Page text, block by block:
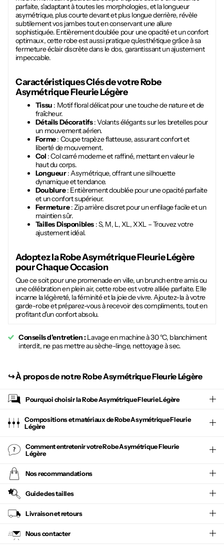
parfaite, s'adaptant à toutes les morphologies, et la longueur
asymétrique, plus courte devant et plus longue derrière, révèle
subtilement vos jambes tout en conservant une allure
sophistiquée. Entièrement doublée pour une opacité et un confort
optimaux, cette robe est aussi pratique qu'esthétique grâce à sa
fermeture éclair discrète dans le dos, garantissant un ajustement
impeccable.
Caractéristiques Clés de votreRobe
Asymétrique Fleurie Légère
Tissu : Motif floral délicat pour une touche de nature et de
fraîcheur.
Détails Décoratifs: Volants élégants sur les bretelles pour
un mouvement aérien.
Forme: Coupe trapèze flatteuse, assurant confort et
liberté de mouvement.
Col : Col carré moderne et raffiné, mettant en valeur le
haut du corps.
Longueur: Asymétrique, offrant une silhouette
dynamique et tendance.
Doublure: Entièrement doublée pour une opacité parfaite
et un confort supérieur.
Fermeture: Zip arrière discret pour un enfilage facile et un
maintien sûr.
Tailles Disponibles: S, M, L, XL, XXL – Trouvez votre
ajustement idéal.
Adoptez laRobe Asymétrique Fleurie Légère
pour Chaque Occasion
Que ce soit pour une promenade en ville, un brunch entre amis ou
une célébration en plein air, cette robe est votre alliée parfaite. Elle
incarne la légèreté, la féminité et la joie de vivre. Ajoutez-la à votre
garde-robe et préparez-vous à recevoir des compliments, tout en
profitant d'un confort absolu.
Conseils d'entretien :Lavage en machine à 30 °C, blanchiment
interdit, ne pas mettre au sèche-linge, nettoyage à sec.
↪︎À propos de notre Robe Asymétrique Fleurie Légère
Pourquoi choisir laRobe Asymétrique Fleurie Légère
Compositions et matériaux de Robe Asymétrique Fleurie
Légère
Comment entretenir votreRobe Asymétrique Fleurie
Légère
Nos recommandations
Guide des tailles
Livraison et retours
Nous contacter